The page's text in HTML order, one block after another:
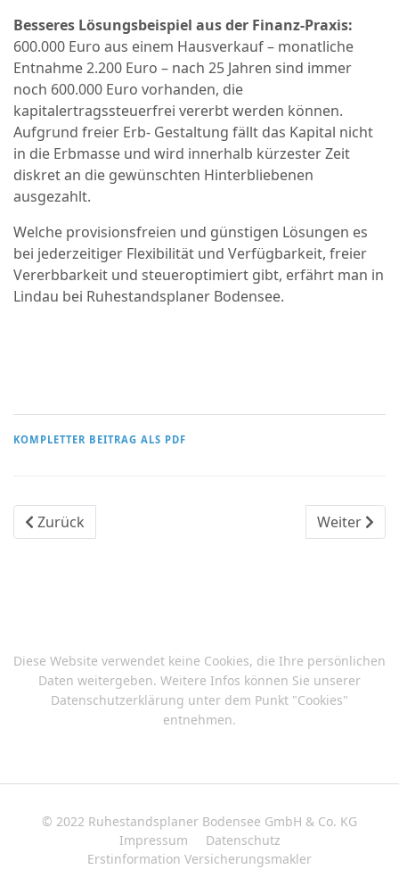
Besseres Lösungsbeispiel aus der Finanz-Praxis:
600.000 Euro aus einem Hausverkauf – monatliche
Entnahme 2.200 Euro – nach 25 Jahren sind immer
noch 600.000 Euro vorhanden, die
kapitalertragssteuerfrei vererbt werden können.
Aufgrund freier Erb- Gestaltung fällt das Kapital nicht
in die Erbmasse und wird innerhalb kürzester Zeit
diskret an die gewünschten Hinterbliebenen
ausgezahlt.
Welche provisionsfreien und günstigen Lösungen es
bei jederzeitiger Flexibilität und Verfügbarkeit, freier
Vererbbarkeit und steueroptimiert gibt, erfährt man in
Lindau bei Ruhestandsplaner Bodensee.
KOMPLETTER BEITRAG ALS PDF
Vorheriger Beitrag: Aktien 2400 entwickelte Märkte
Zurück Nächster
Weiter
Diese Website verwendet keine Cookies, die Ihre persönlichen
Daten weitergeben. Weitere Infos können Sie unserer
Datenschutzerklärung unter dem Punkt "Cookies"
entnehmen.
© 2022 Ruhestandsplaner Bodensee GmbH & Co. KG
Impressum
Datenschutz
Erstinformation Versicherungsmakler